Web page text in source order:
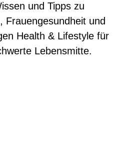
und Tipps zu
Frauengesundheit und
Health & Lifestyle für
Lebensmitte.